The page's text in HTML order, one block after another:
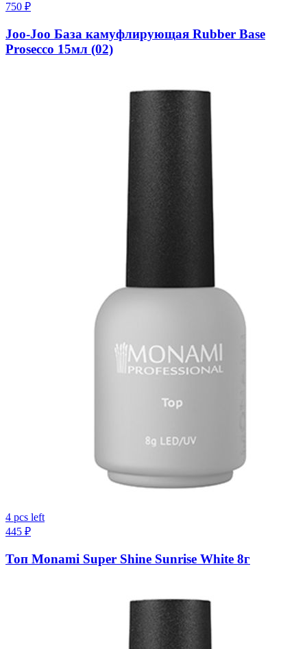
750 ₽
Joo-Joo База камуфлирующая Rubber Base
Prosecco 15мл (02)
4 pcs left
445 ₽
Топ Monami Super Shine Sunrise White 8г